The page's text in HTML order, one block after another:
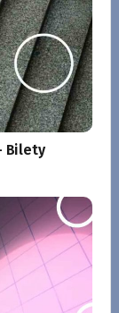
Bilety